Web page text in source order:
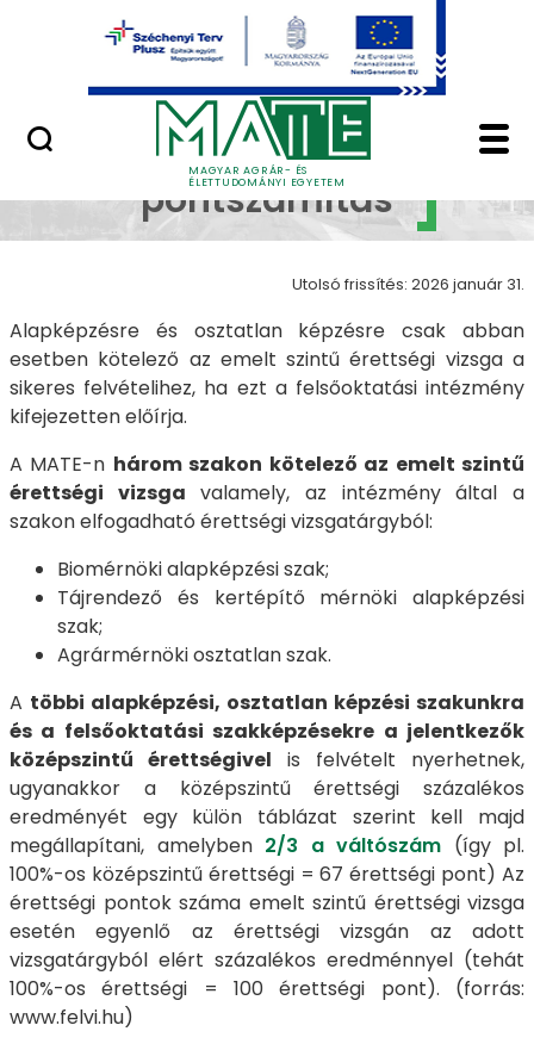
Ugrás a fő tartalomhoz
MAGYAR AGRÁR- ÉS
ÉLETTUDOMÁNYI EGYETEM
Minőségügy
AOF felvételi
AOF
pontszámítás
Utolsó frissítés: 2026 január 31.
Alapképzésre és osztatlan képzésre csak abban
esetben kötelező az emelt szintű érettségi vizsga a
sikeres felvételihez, ha ezt a felsőoktatási intézmény
kifejezetten előírja.
A MATE-n három szakon kötelező az emelt szintű
érettségi vizsga valamely, az intézmény által a
szakon elfogadható érettségi vizsgatárgyból:
Biomérnöki alapképzési szak;
Tájrendező és kertépítő mérnöki alapképzési
szak;
Agrármérnöki osztatlan szak.
A többi alapképzési, osztatlan képzési szakunkra
és a felsőoktatási szakképzésekre a jelentkezők
középszintű érettségivel is felvételt nyerhetnek,
ugyanakkor a középszintű érettségi százalékos
eredményét egy külön táblázat szerint kell majd
megállapítani, amelyben 2/3 a váltószám (így pl.
100%-os középszintű érettségi = 67 érettségi pont) Az
érettségi pontok száma emelt szintű érettségi vizsga
esetén egyenlő az érettségi vizsgán az adott
vizsgatárgyból elért százalékos eredménnyel (tehát
100%-os érettségi = 100 érettségi pont). (forrás:
www.felvi.hu)